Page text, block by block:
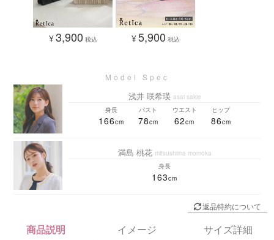
¥3,900 税込 ¥5,900 税込
浅井 咲希瑛 asai sakie
身長
166
バスト
78
ウエスト
62
ヒップ
86
満島 桃花 mitsushima momoka
身長
163
返品特約について
商品説明 イメージ サイズ詳細